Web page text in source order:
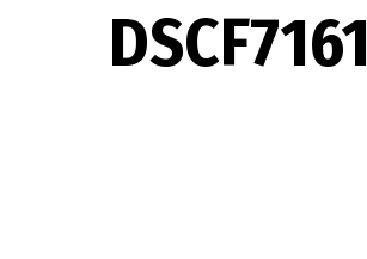
DSCF7161